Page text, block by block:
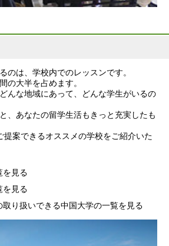
のは、学校内でのレッスンです。
の大半を占めます。
んな地域にあって、どんな学生がいるの
、あなたの留学生活もきっと充実したも
提案できるオススメの学校をご紹介いた
を見る
を見る
取り扱いできる中国大学の一覧を見る